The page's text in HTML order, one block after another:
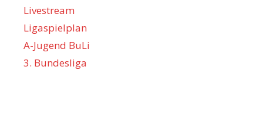
Livestream
Ligaspielplan
A-Jugend BuLi
3. Bundesliga